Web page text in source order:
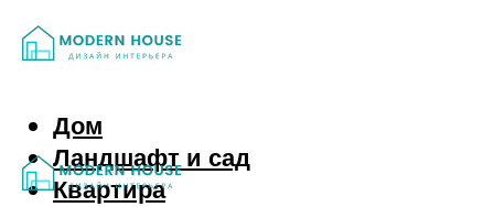
Дом
Ландшафт и сад
Квартира